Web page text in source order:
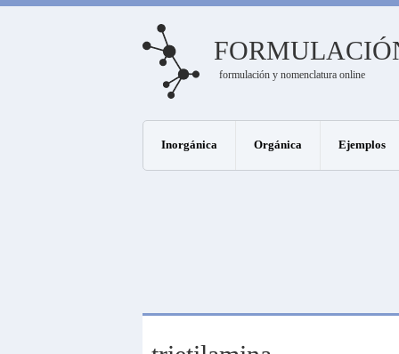
formulación y nomenclatura online
Inorgánica Orgánica Ejemplos